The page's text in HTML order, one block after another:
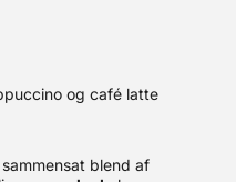
og café latte
blend af